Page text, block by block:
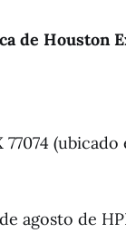
de Houston
agosto de